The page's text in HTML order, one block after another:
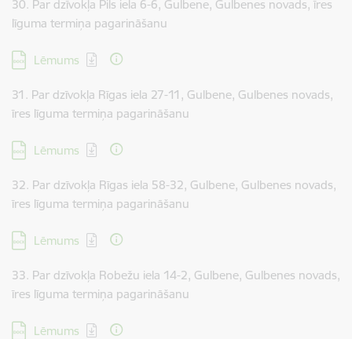
30. Par dzīvokļa Pils iela 6-6, Gulbene, Gulbenes novads, īres
līguma termiņa pagarināšanu
Lejupielādēt:
Lēmums
31. Par dzīvokļa Rīgas iela 27-11, Gulbene, Gulbenes novads,
īres līguma termiņa pagarināšanu
Lejupielādēt:
Lēmums
32. Par dzīvokļa Rīgas iela 58-32, Gulbene, Gulbenes novads,
īres līguma termiņa pagarināšanu
Lejupielādēt:
Lēmums
33. Par dzīvokļa Robežu iela 14-2, Gulbene, Gulbenes novads,
īres līguma termiņa pagarināšanu
Lejupielādēt:
Lēmums